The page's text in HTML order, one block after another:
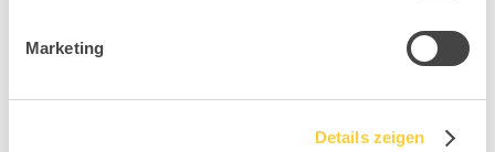
Marketing
Details zeigen
Haltung – im Denken wie im Handeln.